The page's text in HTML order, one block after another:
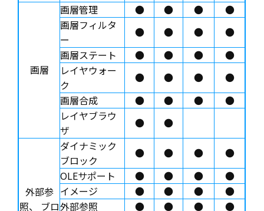
画層
画層管理 ● ● ●
●
画層フィルタ
ー
● ● ●
●
画層ステート
● ● ●
●
レイヤウォー
ク
● ● ●
●
画層合成
● ● ●
●
レイヤブラウ
ザ
● ●
外部参
照、 ブロ
ダイナミック
ブロック
● ● ●
●
OLEサポート
● ● ●
●
イメージ
● ● ●
●
外部参照
● ● ●
●